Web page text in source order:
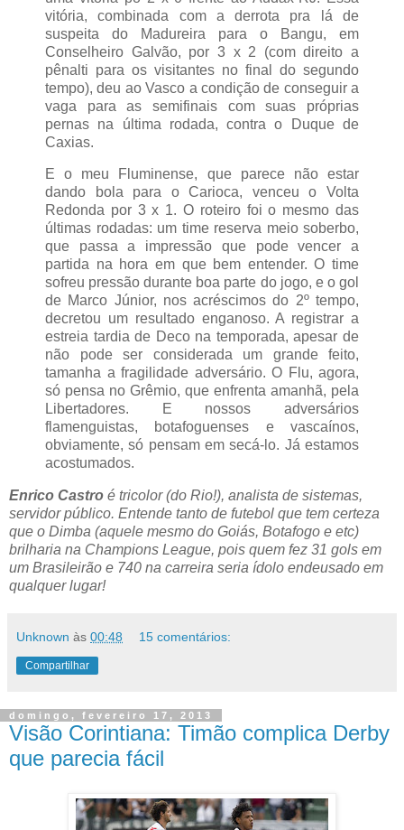
vitória, combinada com a derrota pra lá de
suspeita do Madureira para o Bangu, em
Conselheiro Galvão, por 3 x 2 (com direito a
pênalti para os visitantes no final do segundo
tempo), deu ao Vasco a condição de conseguir a
vaga para as semifinais com suas próprias
pernas na última rodada, contra o Duque de
Caxias.
E o meu Fluminense, que parece não estar
dando bola para o Carioca, venceu o Volta
Redonda por 3 x 1. O roteiro foi o mesmo das
últimas rodadas: um time reserva meio soberbo,
que passa a impressão que pode vencer a
partida na hora em que bem entender. O time
sofreu pressão durante boa parte do jogo, e o gol
de Marco Júnior, nos acréscimos do 2º tempo,
decretou um resultado enganoso. A registrar a
estreia tardia de Deco na temporada, apesar de
não pode ser considerada um grande feito,
tamanha a fragilidade adversário. O Flu, agora,
só pensa no Grêmio, que enfrenta amanhã, pela
Libertadores. E nossos adversários
flamenguistas, botafoguenses e vascaínos,
obviamente, só pensam em secá-lo. Já estamos
acostumados.
Enrico Castro é tricolor (do Rio!), analista de sistemas,
servidor público. Entende tanto de futebol que tem certeza
que o Dimba (aquele mesmo do Goiás, Botafogo e etc)
brilharia na Champions League, pois quem fez 31 gols em
um Brasileirão e 740 na carreira seria ídolo endeusado em
qualquer lugar!
Unknown às 00:48 15 comentários:
Compartilhar
domingo, fevereiro 17, 2013
Visão Corintiana: Timão complica Derby
que parecia fácil